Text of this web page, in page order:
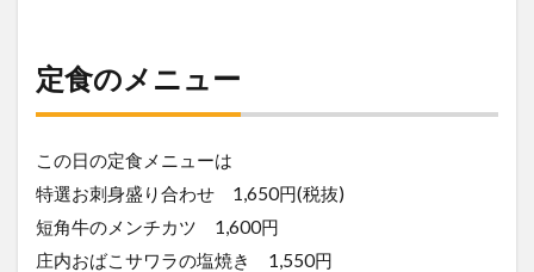
定食のメニュー
この日の定食メニューは
特選お刺身盛り合わせ 1,650円(税抜)
短角牛のメンチカツ 1,600円
庄内おばこサワラの塩焼き 1,550円